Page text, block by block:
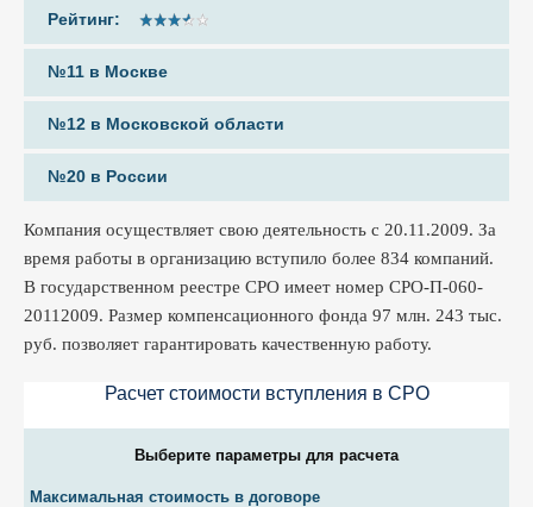
Рейтинг:
№11 в Москве
№12 в Московской области
№20 в России
Компания осуществляет свою деятельность с 20.11.2009. За
время работы в организацию вступило более 834 компаний.
В государственном реестре СРО имеет номер СРО-П-060-
20112009. Размер компенсационного фонда 97 млн. 243 тыс.
руб. позволяет гарантировать качественную работу.
Расчет стоимости вступления в CPO
Выберите параметры для расчета
Максимальная стоимость в договоре